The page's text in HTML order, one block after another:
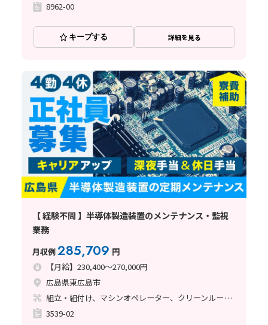
8962-00
キープする 詳細を見る
【 経験不問 】半導体製造装置のメンテナンス・監視
業務
月収例285,709 円
【月給】230,400～270,000円
広島県東広島市
組立・組付け、マシンオペレーター、クリーンルーム、清掃・洗浄、メンテナンス・保全
3539-02